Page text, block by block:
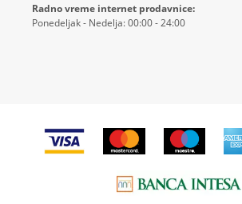
Radno vreme internet prodavnice:
Ponedeljak - Nedelja: 00:00 - 24:00